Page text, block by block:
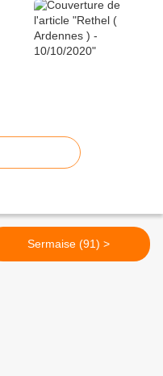
Sermaise (91) >